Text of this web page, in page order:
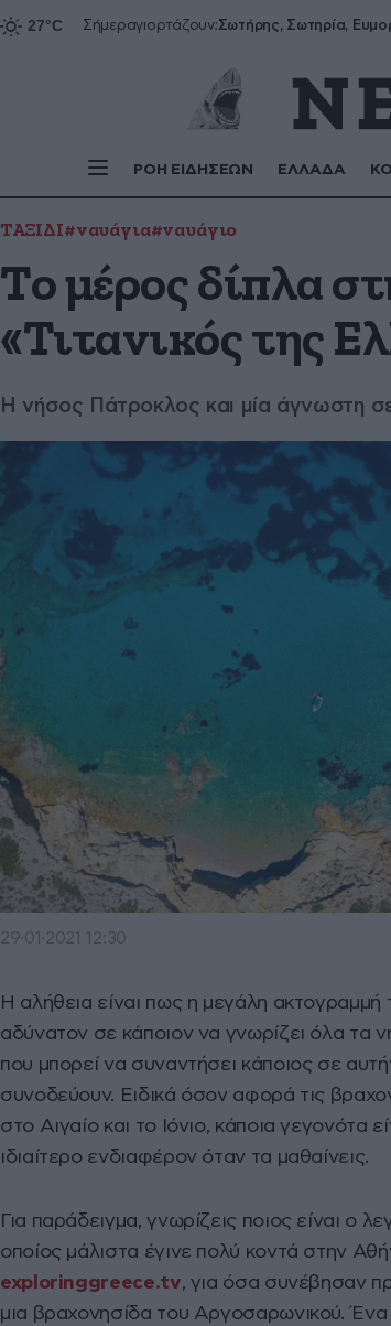
Σήμεραγιορτάζουν:
ΡΟΗ ΕΙΔΗΣΕΩΝ ΕΛΛΑΔΑ
ΤΑΞΙΔΙ#ναυάγια#ναυάγιο
Το μέρος δίπλα
«Τιτανικός της
Η νήσος Πάτροκλος και μία άγνωστη
29·01·2021 12:30
Η αλήθεια είναι πως η μεγάλη
αδύνατον σε κάποιον να γνωρίζει όλα τα
που μπορεί να συναντήσει κάποιος σε
συνοδεύουν. Ειδικά όσον αφορά τις
στο Αιγαίο και το Ιόνιο, κάποια γεγονότα
ιδιαίτερο ενδιαφέρον όταν τα μαθαίνεις.
Για παράδειγμα, γνωρίζεις ποιος είναι ο
οποίος μάλιστα έγινε πολύ κοντά στην
exploringgreece.tv, για όσα συνέβησαν
μια βραχονησίδα του Αργοσαρωνικού. Ένα